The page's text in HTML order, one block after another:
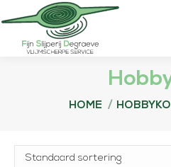
Je bent hier:
HOME